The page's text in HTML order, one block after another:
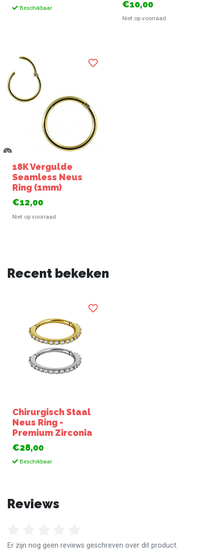
Beschikbaar €10,00
Niet op voorraad
18K Vergulde
Seamless Neus
Ring (1mm)
€12,00
Niet op voorraad
Recent bekeken
Chirurgisch Staal
Neus Ring -
Premium Zirconia
€28,00
Beschikbaar
Reviews
Er zijn nog geen reviews geschreven over dit product.